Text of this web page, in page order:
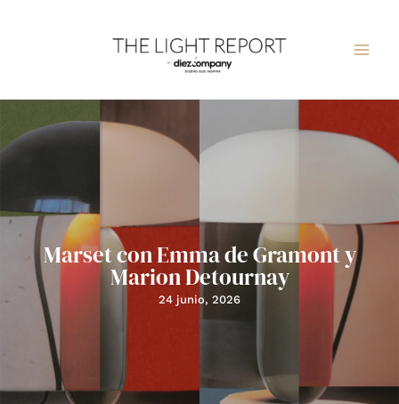
Marset con Emma de Gramont y
Marion Detournay
24 junio, 2026